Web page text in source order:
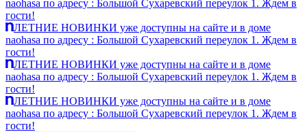
naohasa по адресу : Большой Сухаревский переулок 1. Ждем в
гости!
ЛЕТНИЕ НОВИНКИ уже доступны на сайте и в доме
naohasa по адресу : Большой Сухаревский переулок 1. Ждем в
гости!
ЛЕТНИЕ НОВИНКИ уже доступны на сайте и в доме
naohasa по адресу : Большой Сухаревский переулок 1. Ждем в
гости!
ЛЕТНИЕ НОВИНКИ уже доступны на сайте и в доме
naohasa по адресу : Большой Сухаревский переулок 1. Ждем в
гости!